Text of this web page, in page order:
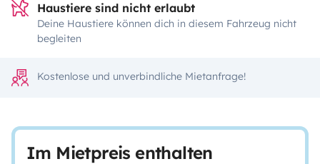
Haustiere sind nicht erlaubt
Deine Haustiere können dich in diesem Fahrzeug nicht
begleiten
Kostenlose und unverbindliche Mietanfrage!
Im Mietpreis enthalten